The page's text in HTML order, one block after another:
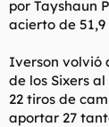
por Tayshaun
acierto de
Iverson volvió
de los Sixers
22 tiros de
aportar 27